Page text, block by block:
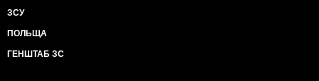
ЗСУ
ПОЛЬЩА
ГЕНШТАБ ЗС